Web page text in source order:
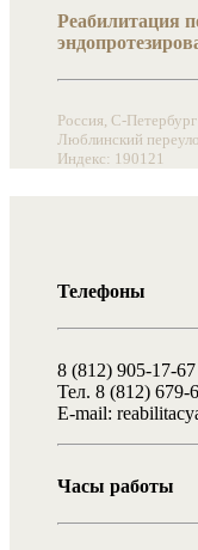
Реабилитация
Россия, С-Петербург
Люблинский
Индекс: 190121
Телефоны
8 (812) 905-17-67
Тел. 8 (812) 679-
E-mail:
Часы работы